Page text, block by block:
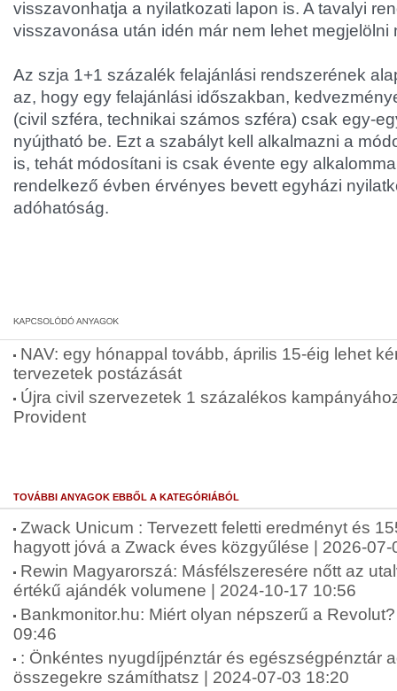
visszavonhatja a nyilatkozati lapon is. A tavalyi
visszavonása után idén már nem lehet megjelölni
Az szja 1+1 százalék felajánlási rendszerének
az, hogy egy felajánlási időszakban,
(civil szféra, technikai számos szféra) csak egy-
nyújtható be. Ezt a szabályt kell alkalmazni a
is, tehát módosítani is csak évente egy
rendelkező évben érvényes bevett egyházi
adóhatóság.
NAV: egy hónappal tovább, április 15-éig lehet
tervezetek postázását
Újra civil szervezetek 1 százalékos
Provident
TOVÁBBI ANYAGOK EBBŐL A KATEGÓRIÁBÓL
Zwack Unicum : Tervezett feletti eredményt és
hagyott jóvá a Zwack éves közgyűlése | 2026-07-
Rewin Magyarorszá: Másfélszeresére nőtt az
értékű ajándék volumene | 2024-10-17 10:56
Bankmonitor.hu: Miért olyan népszerű a
09:46
: Önkéntes nyugdíjpénztár és egészségpénztár
összegekre számíthatsz | 2024-07-03 18:20